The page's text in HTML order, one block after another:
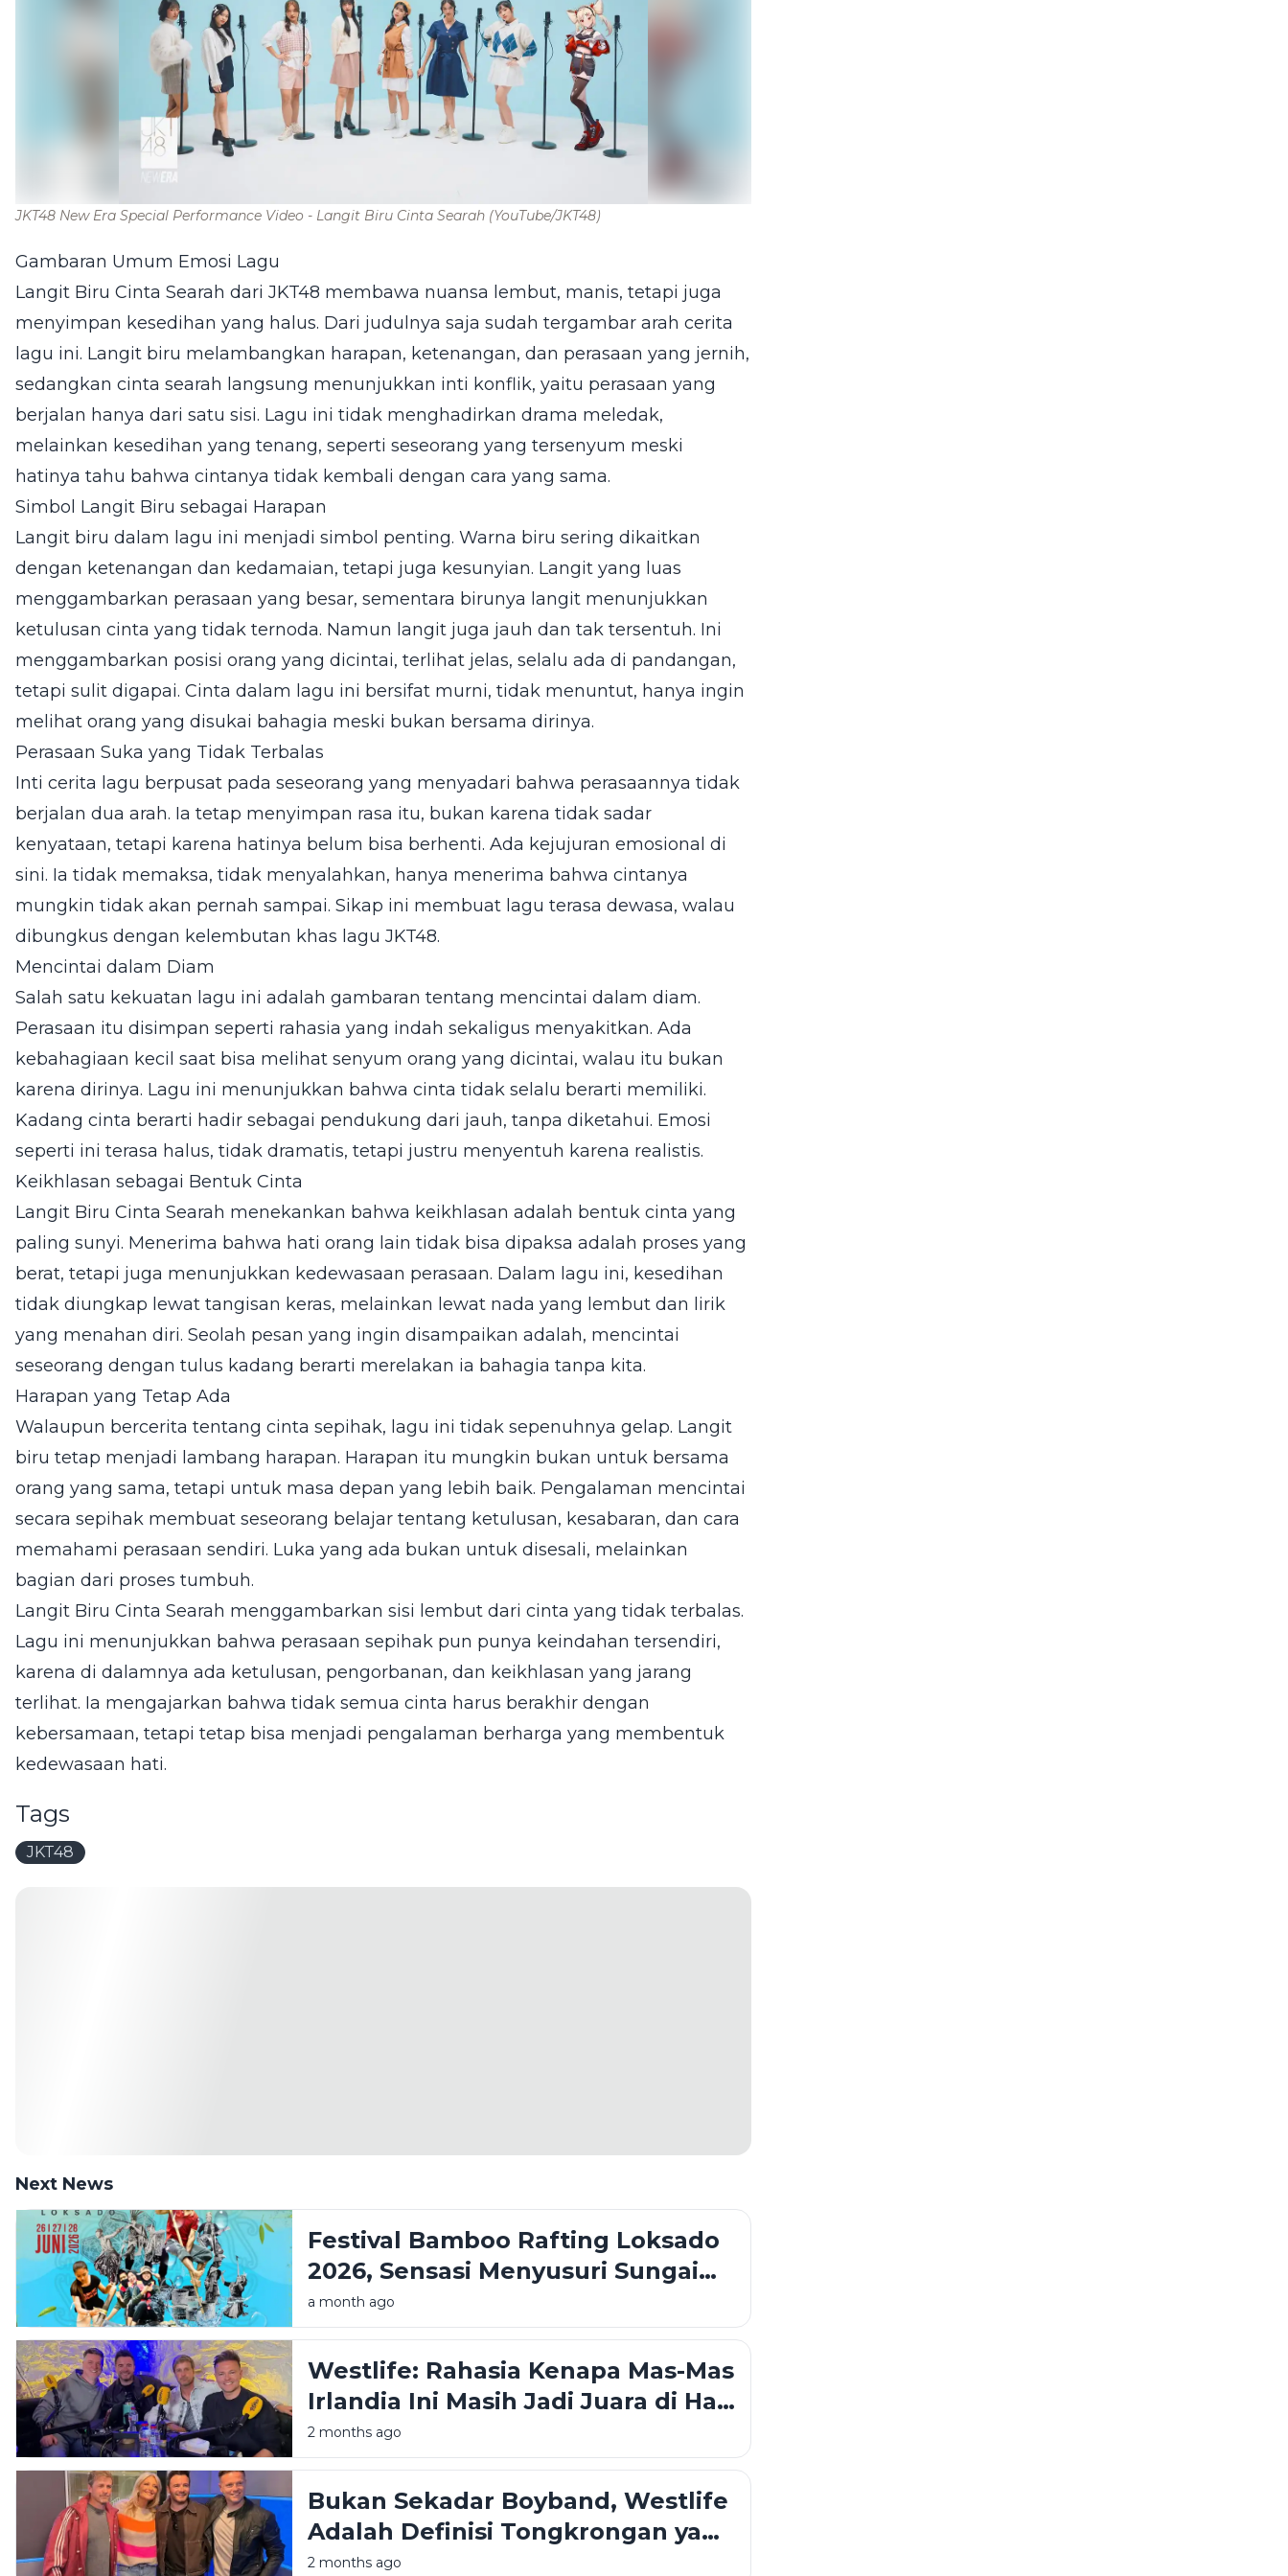
JKT48 New Era Special Performance Video - Langit Biru Cinta Searah (YouTube/JKT48)
Gambaran Umum Emosi Lagu
Langit Biru Cinta Searah dari JKT48 membawa nuansa lembut, manis, tetapi juga
menyimpan kesedihan yang halus. Dari judulnya saja sudah tergambar arah cerita
lagu ini. Langit biru melambangkan harapan, ketenangan, dan perasaan yang jernih,
sedangkan cinta searah langsung menunjukkan inti konflik, yaitu perasaan yang
berjalan hanya dari satu sisi. Lagu ini tidak menghadirkan drama meledak,
melainkan kesedihan yang tenang, seperti seseorang yang tersenyum meski
hatinya tahu bahwa cintanya tidak kembali dengan cara yang sama.
Simbol Langit Biru sebagai Harapan
Langit biru dalam lagu ini menjadi simbol penting. Warna biru sering dikaitkan
dengan ketenangan dan kedamaian, tetapi juga kesunyian. Langit yang luas
menggambarkan perasaan yang besar, sementara birunya langit menunjukkan
ketulusan cinta yang tidak ternoda. Namun langit juga jauh dan tak tersentuh. Ini
menggambarkan posisi orang yang dicintai, terlihat jelas, selalu ada di pandangan,
tetapi sulit digapai. Cinta dalam lagu ini bersifat murni, tidak menuntut, hanya ingin
melihat orang yang disukai bahagia meski bukan bersama dirinya.
Perasaan Suka yang Tidak Terbalas
Inti cerita lagu berpusat pada seseorang yang menyadari bahwa perasaannya tidak
berjalan dua arah. Ia tetap menyimpan rasa itu, bukan karena tidak sadar
kenyataan, tetapi karena hatinya belum bisa berhenti. Ada kejujuran emosional di
sini. Ia tidak memaksa, tidak menyalahkan, hanya menerima bahwa cintanya
mungkin tidak akan pernah sampai. Sikap ini membuat lagu terasa dewasa, walau
dibungkus dengan kelembutan khas lagu JKT48.
Mencintai dalam Diam
Salah satu kekuatan lagu ini adalah gambaran tentang mencintai dalam diam.
Perasaan itu disimpan seperti rahasia yang indah sekaligus menyakitkan. Ada
kebahagiaan kecil saat bisa melihat senyum orang yang dicintai, walau itu bukan
karena dirinya. Lagu ini menunjukkan bahwa cinta tidak selalu berarti memiliki.
Kadang cinta berarti hadir sebagai pendukung dari jauh, tanpa diketahui. Emosi
seperti ini terasa halus, tidak dramatis, tetapi justru menyentuh karena realistis.
Keikhlasan sebagai Bentuk Cinta
Langit Biru Cinta Searah menekankan bahwa keikhlasan adalah bentuk cinta yang
paling sunyi. Menerima bahwa hati orang lain tidak bisa dipaksa adalah proses yang
berat, tetapi juga menunjukkan kedewasaan perasaan. Dalam lagu ini, kesedihan
tidak diungkap lewat tangisan keras, melainkan lewat nada yang lembut dan lirik
yang menahan diri. Seolah pesan yang ingin disampaikan adalah, mencintai
seseorang dengan tulus kadang berarti merelakan ia bahagia tanpa kita.
Harapan yang Tetap Ada
Walaupun bercerita tentang cinta sepihak, lagu ini tidak sepenuhnya gelap. Langit
biru tetap menjadi lambang harapan. Harapan itu mungkin bukan untuk bersama
orang yang sama, tetapi untuk masa depan yang lebih baik. Pengalaman mencintai
secara sepihak membuat seseorang belajar tentang ketulusan, kesabaran, dan cara
memahami perasaan sendiri. Luka yang ada bukan untuk disesali, melainkan
bagian dari proses tumbuh.
Langit Biru Cinta Searah menggambarkan sisi lembut dari cinta yang tidak terbalas.
Lagu ini menunjukkan bahwa perasaan sepihak pun punya keindahan tersendiri,
karena di dalamnya ada ketulusan, pengorbanan, dan keikhlasan yang jarang
terlihat. Ia mengajarkan bahwa tidak semua cinta harus berakhir dengan
kebersamaan, tetapi tetap bisa menjadi pengalaman berharga yang membentuk
kedewasaan hati.
Tags
JKT48
Next News
Festival Bamboo Rafting Loksado
2026, Sensasi Menyusuri Sungai
Amandit dengan Rakit Bambu di
Pegunungan Meratus
a month ago
Westlife: Rahasia Kenapa Mas-Mas
Irlandia Ini Masih Jadi Juara di Hati
Kita
2 months ago
Bukan Sekadar Boyband, Westlife
Adalah Definisi Tongkrongan yang
Menolak Bubar
2 months ago